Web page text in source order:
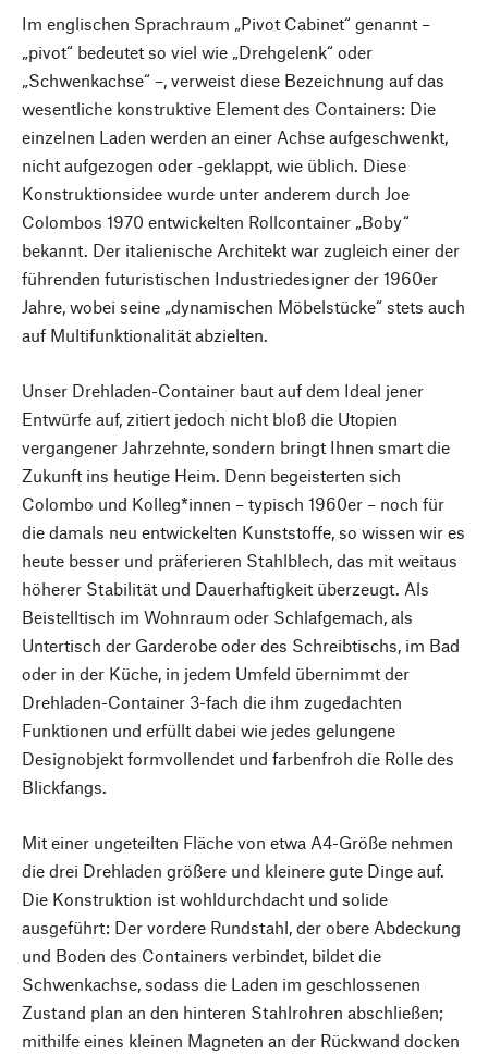
Im englischen Sprachraum „Pivot Cabinet“ genannt –
„pivot“ bedeutet so viel wie „Drehgelenk“ oder
„Schwenkachse“ –, verweist diese Bezeichnung auf das
wesentliche konstruktive Element des Containers: Die
einzelnen Laden werden an einer Achse aufgeschwenkt,
nicht aufgezogen oder -geklappt, wie üblich. Diese
Konstruktionsidee wurde unter anderem durch Joe
Colombos 1970 entwickelten Rollcontainer „Boby“
bekannt. Der italienische Architekt war zugleich einer der
führenden futuristischen Industriedesigner der 1960er
Jahre, wobei seine „dynamischen Möbelstücke“ stets auch
auf Multifunktionalität abzielten.
Unser Drehladen-Container baut auf dem Ideal jener
Entwürfe auf, zitiert jedoch nicht bloß die Utopien
vergangener Jahrzehnte, sondern bringt Ihnen smart die
Zukunft ins heutige Heim. Denn begeisterten sich
Colombo und Kolleg*innen – typisch 1960er – noch für
die damals neu entwickelten Kunststoffe, so wissen wir es
heute besser und präferieren Stahlblech, das mit weitaus
höherer Stabilität und Dauerhaftigkeit überzeugt. Als
Beistelltisch im Wohnraum oder Schlafgemach, als
Untertisch der Garderobe oder des Schreibtischs, im Bad
oder in der Küche, in jedem Umfeld übernimmt der
Drehladen-Container 3-fach die ihm zugedachten
Funktionen und erfüllt dabei wie jedes gelungene
Designobjekt formvollendet und farbenfroh die Rolle des
Blickfangs.
Mit einer ungeteilten Fläche von etwa A4-Größe nehmen
die drei Drehladen größere und kleinere gute Dinge auf.
Die Konstruktion ist wohldurchdacht und solide
ausgeführt: Der vordere Rundstahl, der obere Abdeckung
und Boden des Containers verbindet, bildet die
Schwenkachse, sodass die Laden im geschlossenen
Zustand plan an den hinteren Stahlrohren abschließen;
mithilfe eines kleinen Magneten an der Rückwand docken